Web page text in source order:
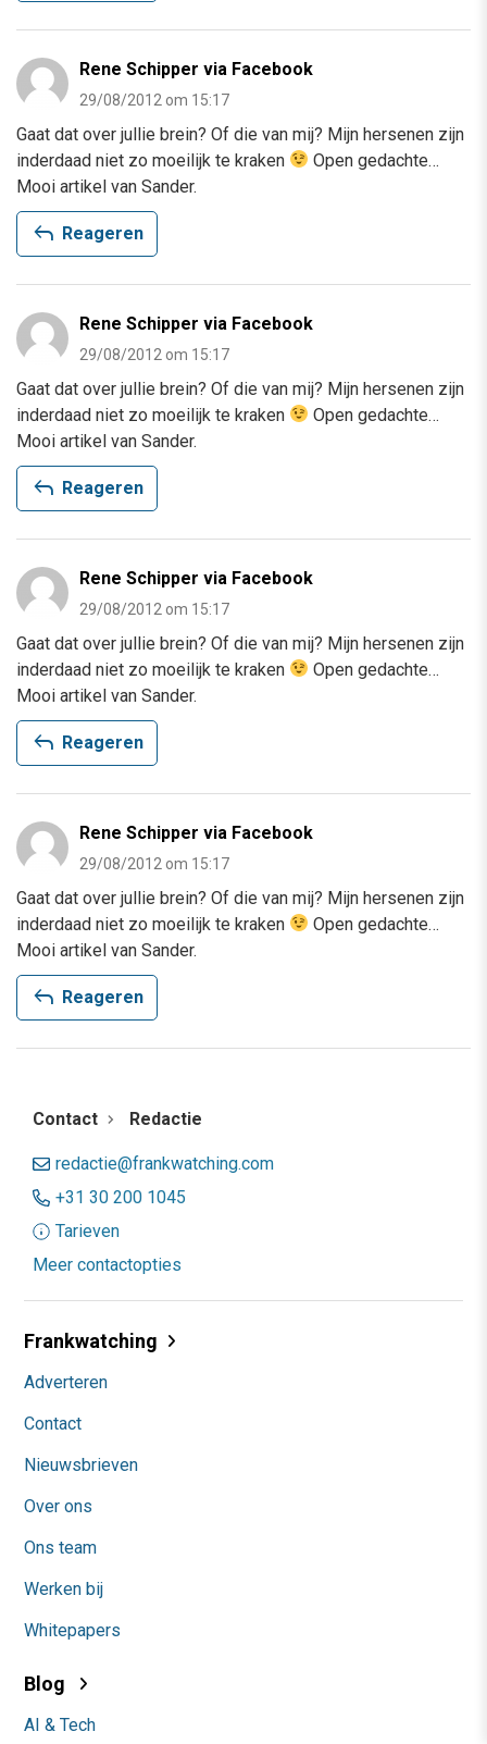
Rene Schipper via Facebook
29/08/2012 om 15:17
Gaat dat over jullie brein? Of die van mij? Mijn hersenen zijn
inderdaad niet zo moeilijk te kraken
Open gedachte…
Mooi artikel van Sander.
reply Reageren
Rene Schipper via Facebook
29/08/2012 om 15:17
Gaat dat over jullie brein? Of die van mij? Mijn hersenen zijn
inderdaad niet zo moeilijk te kraken
Open gedachte…
Mooi artikel van Sander.
reply Reageren
Rene Schipper via Facebook
29/08/2012 om 15:17
Gaat dat over jullie brein? Of die van mij? Mijn hersenen zijn
inderdaad niet zo moeilijk te kraken
Open gedachte…
Mooi artikel van Sander.
reply Reageren
Rene Schipper via Facebook
29/08/2012 om 15:17
Gaat dat over jullie brein? Of die van mij? Mijn hersenen zijn
inderdaad niet zo moeilijk te kraken
Open gedachte…
Mooi artikel van Sander.
reply Reageren
Contact Redactie
redactie@frankwatching.com
+31 30 200 1045
Tarieven
Meer contactopties
Frankwatching
Adverteren
Contact
Nieuwsbrieven
Over ons
Ons team
Werken bij
Whitepapers
Blog
AI & Tech